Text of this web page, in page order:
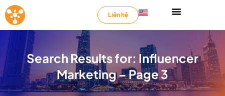
Liên hệ
Search Results for: Influencer
Marketing – Page 3